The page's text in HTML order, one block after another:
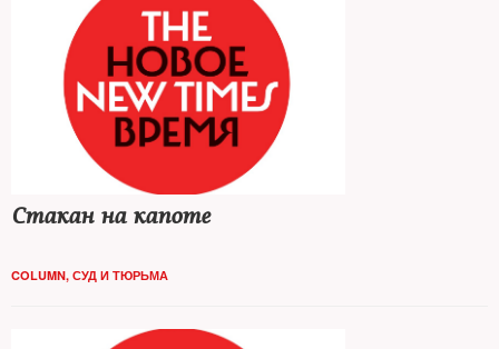
Стакан на капоте
COLUMN, СУД И ТЮРЬМА